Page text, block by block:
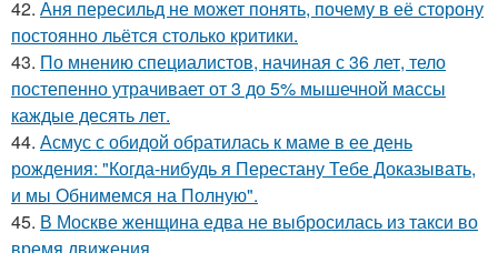
42. Аня пересильд не может понять, почему в её сторону
постоянно льётся столько критики.
43. По мнению специалистов, начиная с 36 лет, тело
постепенно утрачивает от 3 до 5% мышечной массы
каждые десять лет.
44. Асмус с обидой обратилась к маме в ее день
рождения: "Когда-нибудь я Перестану Тебе Доказывать,
и мы Обнимемся на Полную".
45. В Москве женщина едва не выбросилась из такси во
время движения.